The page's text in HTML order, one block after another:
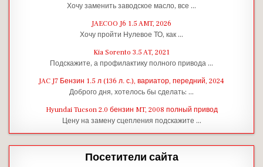
Хочу заменить заводское масло, все …
JAECOO J6 1.5 AMT, 2026
Хочу пройти Нулевое ТО, как …
Kia Sorento 3.5 AT, 2021
Подскажите, а профилактику полного привода …
JAC J7 Бензин 1.5 л (136 л. с.), вариатор, передний, 2024
Доброго дня, хотелось бы сделать: …
Hyundai Tucson 2.0 бензин MT, 2008 полный привод
Цену на замену сцепления подскажите …
Посетители сайта